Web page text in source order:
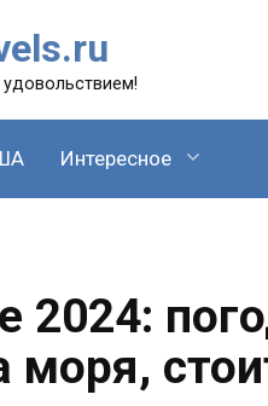
удовольствием!
Интересное
моря,